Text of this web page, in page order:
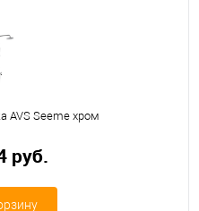
AVS Seeme хром
руб.